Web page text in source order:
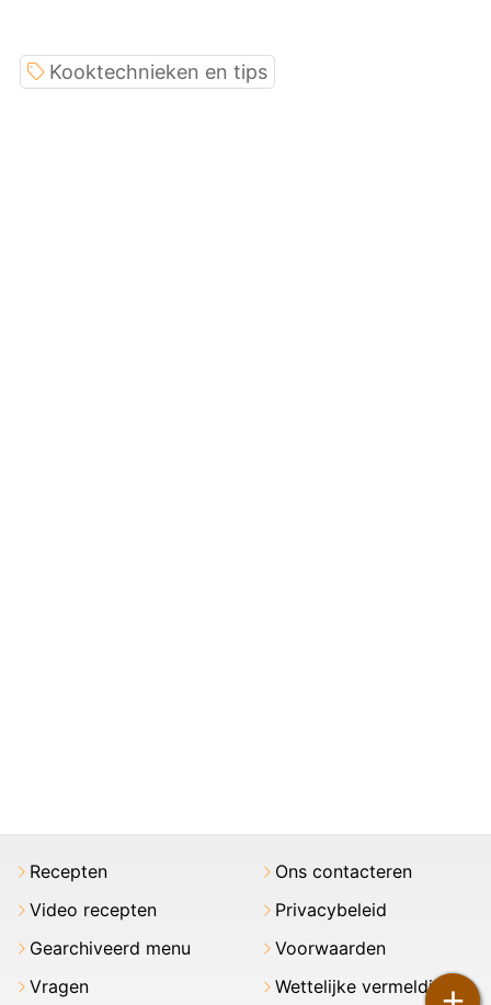
Kooktechnieken en tips
Recepten
Video recepten
Gearchiveerd menu
Vragen
Ons contacteren
Privacybeleid
Voorwaarden
Wettelijke vermeldingen